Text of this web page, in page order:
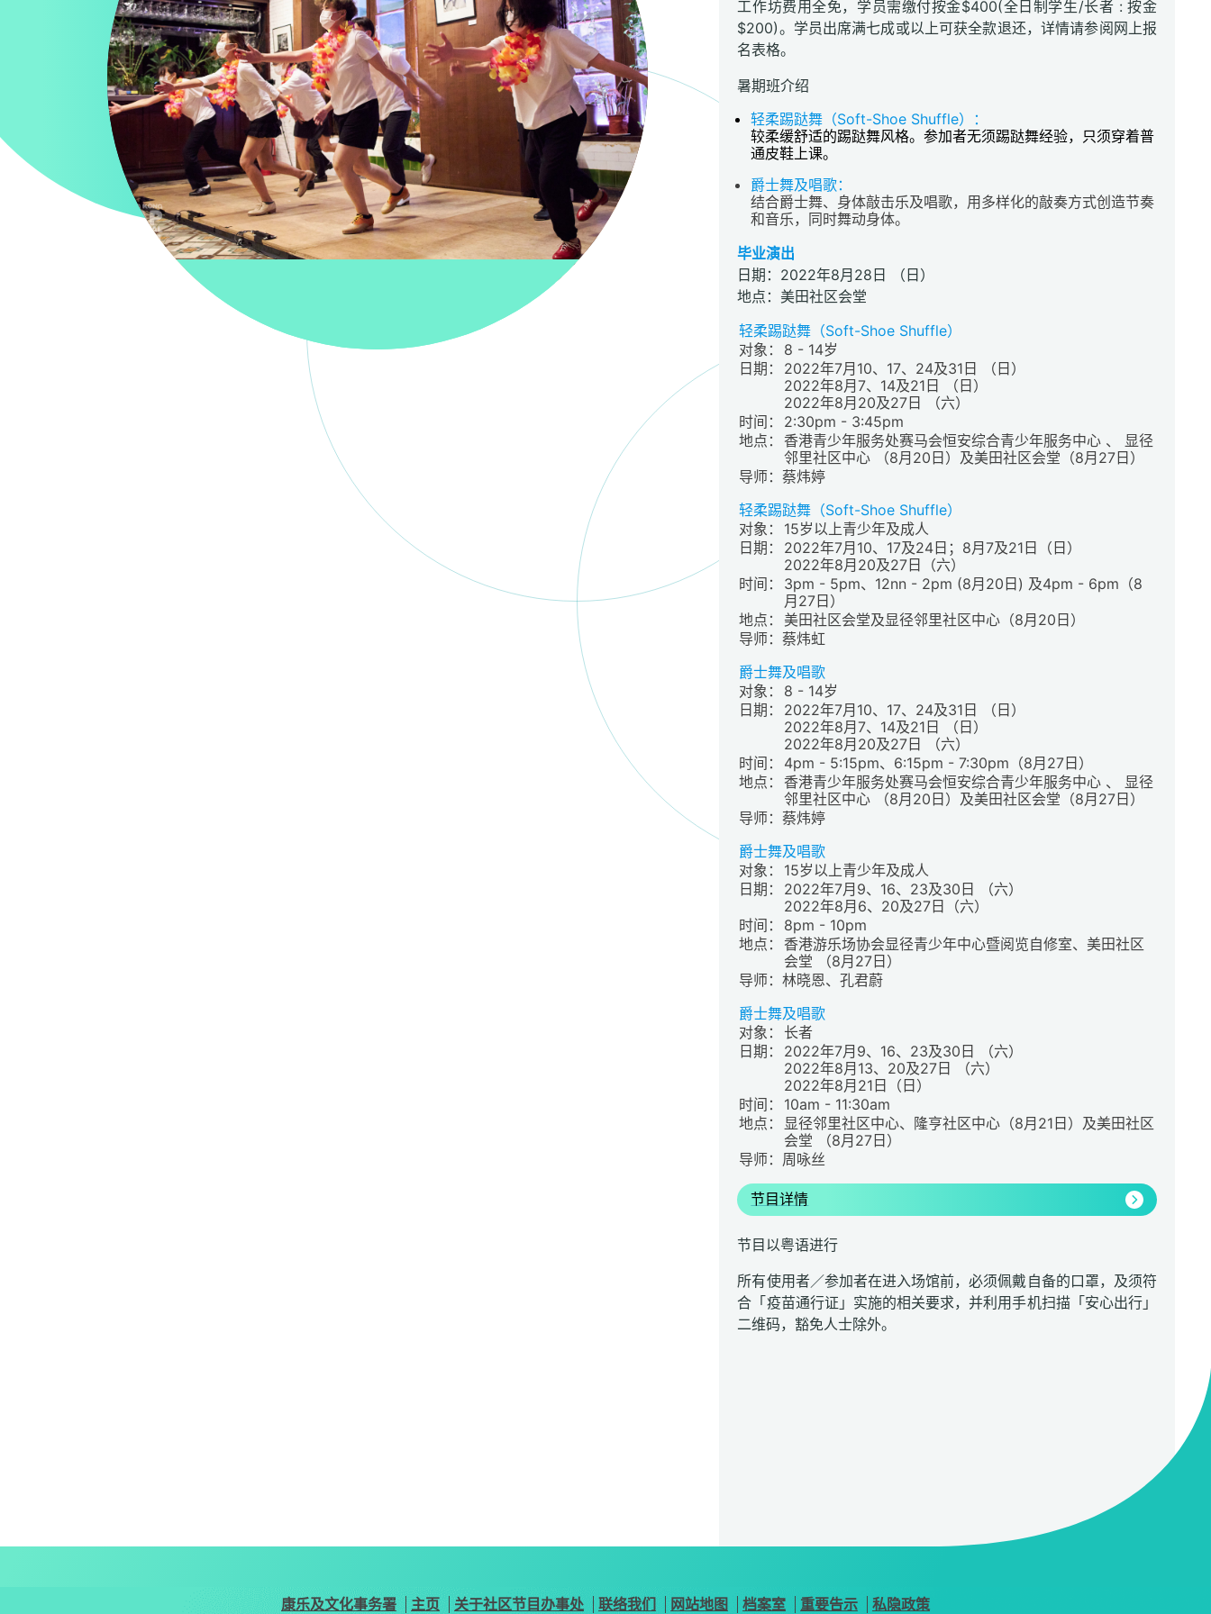
工作坊费用全免，学员需缴付按金$400(全日制学生/长者 : 按金
$200)。学员出席满七成或以上可获全款退还，详情请参阅网上报
名表格。
暑期班介绍
轻柔踢跶舞（Soft-Shoe Shuffle）：
较柔缓舒适的踢跶舞风格。参加者无须踢跶舞经验，只须穿着普
通皮鞋上课。
爵士舞及唱歌：
结合爵士舞、身体敲击乐及唱歌，用多样化的敲奏方式创造节奏
和音乐，同时舞动身体。
毕业演出
日期：2022年8月28日 （日）
地点：美田社区会堂
轻柔踢跶舞（Soft-Shoe Shuffle）
对象：
8 - 14岁
日期：
2022年7月10、17、24及31日 （日）
2022年8月7、14及21日 （日）
2022年8月20及27日 （六）
时间：
2:30pm - 3:45pm
地点：
香港青少年服务处赛马会恒安综合青少年服务中心 、 显径
邻里社区中心 （8月20日）及美田社区会堂（8月27日）
导师：蔡炜婷
轻柔踢跶舞（Soft-Shoe Shuffle）
对象：
15岁以上青少年及成人
日期：
2022年7月10、17及24日；8月7及21日（日）
2022年8月20及27日（六）
时间：
3pm - 5pm、12nn - 2pm (8月20日) 及4pm - 6pm（8
月27日）
地点：
美田社区会堂及显径邻里社区中心（8月20日）
导师：蔡炜虹
爵士舞及唱歌
对象：
8 - 14岁
日期：
2022年7月10、17、24及31日 （日）
2022年8月7、14及21日 （日）
2022年8月20及27日 （六）
时间：
4pm - 5:15pm、6:15pm - 7:30pm（8月27日）
地点：
香港青少年服务处赛马会恒安综合青少年服务中心 、 显径
邻里社区中心 （8月20日）及美田社区会堂（8月27日）
导师：蔡炜婷
爵士舞及唱歌
对象：
15岁以上青少年及成人
日期：
2022年7月9、16、23及30日 （六）
2022年8月6、20及27日（六）
时间：
8pm - 10pm
地点：
香港游乐场协会显径青少年中心暨阅览自修室、美田社区
会堂 （8月27日）
导师：林晓恩、孔君蔚
爵士舞及唱歌
对象：
长者
日期：
2022年7月9、16、23及30日 （六）
2022年8月13、20及27日 （六）
2022年8月21日（日）
时间：
10am - 11:30am
地点：
显径邻里社区中心、隆亨社区中心（8月21日）及美田社区
会堂 （8月27日）
导师：周咏丝
节目详情
节目以粤语进行
所有使用者／参加者在进入场馆前，必须佩戴自备的口罩，及须符
合「疫苗通行证」实施的相关要求，并利用手机扫描「安心出行」
二维码，豁免人士除外。
康乐及文化事务署 主页 关于社区节目办事处 联络我们 网站地图 档案室 重要告示 私隐政策